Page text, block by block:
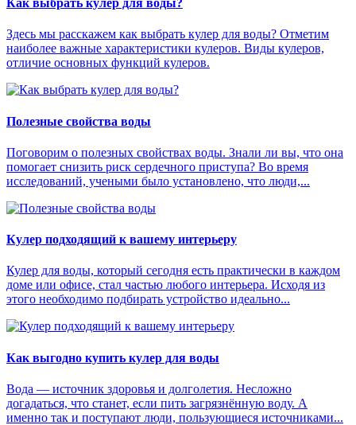
Как выбрать кулер для воды?
Здесь мы расскажем как выбрать кулер для воды? Отметим
наиболее важные характеристики кулеров. Виды кулеров,
отличие основных функций кулеров.
Полезные свойства воды
Поговорим о полезных свойствах воды. Знали ли вы, что она
помогает снизить риск сердечного приступа? Во время
исследований, учеными было установлено, что люди,...
Кулер подходящий к вашему интерьеру
Кулер для воды, который сегодня есть практически в каждом
доме или офисе, стал частью любого интерьера. Исходя из
этого необходимо подбирать устройство идеально...
Как выгодно купить кулер для воды
Вода — источник здоровья и долголетия. Несложно
догадаться, что станет, если пить загрязнённую воду. А
именно так и поступают люди, пользующиеся источниками...